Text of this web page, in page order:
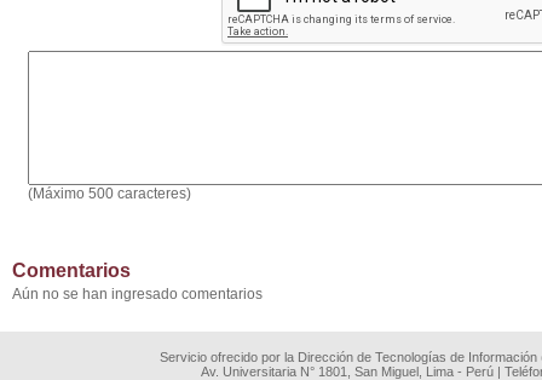
(Máximo 500 caracteres)
Comentarios
Aún no se han ingresado comentarios
Servicio ofrecido por la Dirección de Tecnologías de
Av. Universitaria N° 1801, San Miguel, Lima - Perú |